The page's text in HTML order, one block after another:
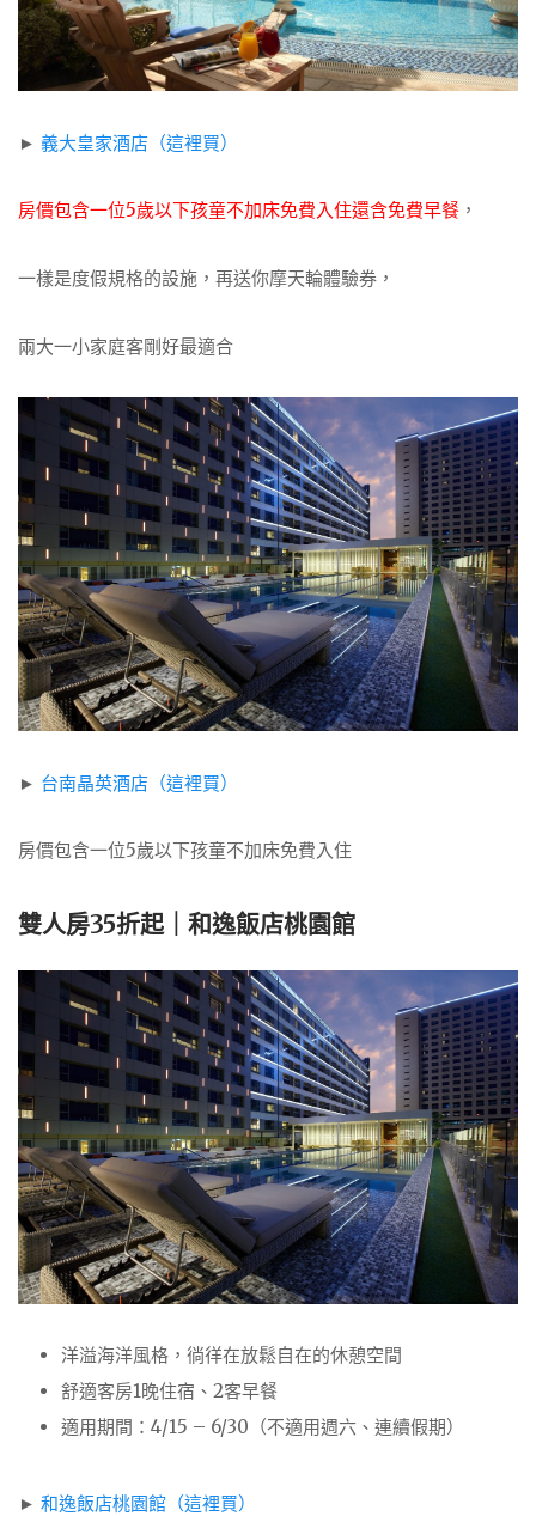
► 義大皇家酒店（這裡買）
房價包含一位5歲以下孩童不加床免費入住還含免費早餐 ，
一樣是度假規格的設施，再送你摩天輪體驗券，
兩大一小家庭客剛好最適合
► 台南晶英酒店（這裡買）
房價包含一位5歲以下孩童不加床免費入住
雙人房35折起｜和逸飯店桃園館
洋溢海洋風格，徜徉在放鬆自在的休憩空間
舒適客房1晚住宿、2客早餐
適用期間：4/15 – 6/30（不適用週六、連續假期）
► 和逸飯店桃園館（這裡買）